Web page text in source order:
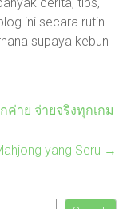
ini secara rutin.
supaya kebun
ค่าย จ่ายจริงทุกเกม
yang Seru →